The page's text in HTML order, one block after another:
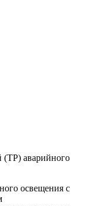
(ТР) аварийного
освещения с